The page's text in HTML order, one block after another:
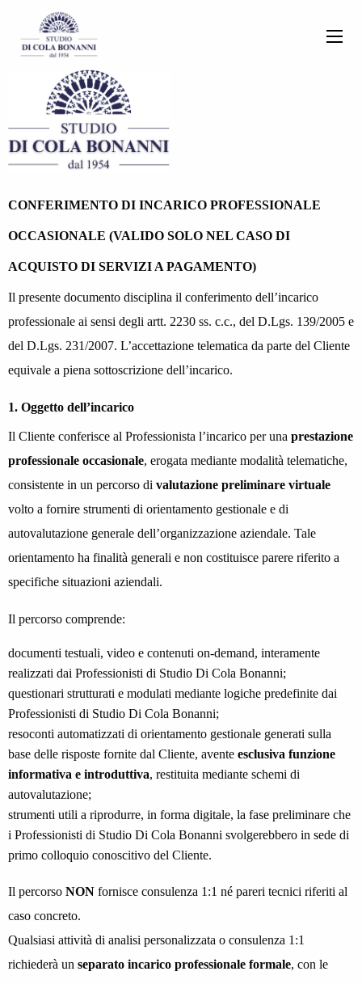
CONFERIMENTO DI INCARICO PROFESSIONALE
OCCASIONALE (VALIDO SOLO NEL CASO DI
ACQUISTO DI SERVIZI A PAGAMENTO)
Il presente documento disciplina il conferimento dell’incarico
professionale ai sensi degli artt. 2230 ss. c.c., del D.Lgs. 139/2005 e
del D.Lgs. 231/2007. L’accettazione telematica da parte del Cliente
equivale a piena sottoscrizione dell’incarico.
1. Oggetto dell’incarico
Il Cliente conferisce al Professionista l’incarico per una prestazione
professionale occasionale, erogata mediante modalità telematiche,
consistente in un percorso di valutazione preliminare virtuale
volto a fornire strumenti di orientamento gestionale e di
autovalutazione generale dell’organizzazione aziendale. Tale
orientamento ha finalità generali e non costituisce parere riferito a
specifiche situazioni aziendali.
Il percorso comprende:
documenti testuali, video e contenuti on-demand, interamente
realizzati dai Professionisti di Studio Di Cola Bonanni;
questionari strutturati e modulati mediante logiche predefinite dai
Professionisti di Studio Di Cola Bonanni;
resoconti automatizzati di orientamento gestionale generati sulla
base delle risposte fornite dal Cliente, avente esclusiva funzione
informativa e introduttiva, restituita mediante schemi di
autovalutazione;
strumenti utili a riprodurre, in forma digitale, la fase preliminare che
i Professionisti di Studio Di Cola Bonanni svolgerebbero in sede di
primo colloquio conoscitivo del Cliente.
Il percorso NON fornisce consulenza 1:1 né pareri tecnici riferiti al
caso concreto.
Qualsiasi attività di analisi personalizzata o consulenza 1:1
richiederà un separato incarico professionale formale, con le